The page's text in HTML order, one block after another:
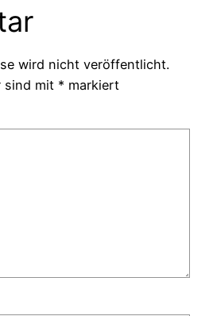
wird nicht veröffentlicht.
sind mit * markiert